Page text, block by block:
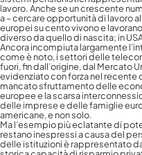
lavoro. Anche se un crescente
a – cercare opportunità di lavoro
europei su cento vivono e
diverso da quello di nascita; in
Ancora incompiuta largamente
come è noto, i settori delle
fuori, fin dall’origine, dal Mercato
evidenziato con forza nel recente
mancato sfruttamento delle
europee e la scarsa
delle imprese e delle famiglie
americane, e non solo.
Ma l’esempio più eclatante di
restano inespressi a causa del
delle istituzioni è rappresentato